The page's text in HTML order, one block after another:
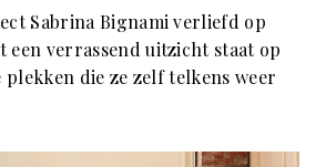
Sabrina Bignami verliefd op
een verrassend uitzicht staat op
die ze zelf telkens weer